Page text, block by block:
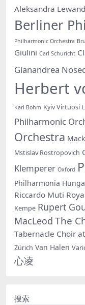
Aleksandra
Berliner
Philharmonic Orchestra
Giulini Carl Schuricht
Gianandrea
Herbert
Karl Bohm Kyiv Virtuosi
Philharmonic
Orchestra
Mstislav Rostropovich
Klemperer Oxford
Philharmonia
Riccardo Muti
Kempe Rupert
MacLeod The
Tabernacle Choir
Zürich Van Halen
心凌
搜索